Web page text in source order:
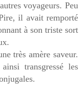
voyageurs. Peu
il avait remporté
à son triste sort
très amère saveur.
transgressé les